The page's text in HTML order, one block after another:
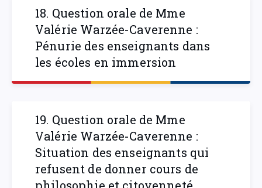
18. Question orale de Mme
Valérie Warzée-Caverenne :
Pénurie des enseignants dans
les écoles en immersion
19. Question orale de Mme
Valérie Warzée-Caverenne :
Situation des enseignants qui
refusent de donner cours de